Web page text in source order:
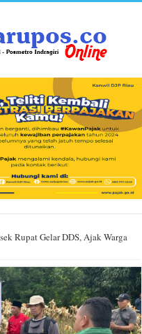
Rupat Gelar DDS, Ajak Warga